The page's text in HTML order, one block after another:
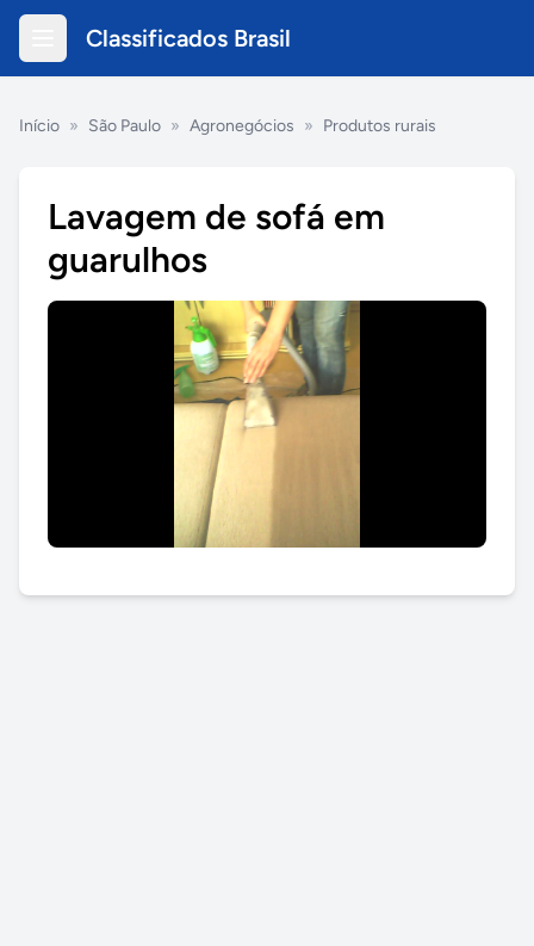
Classificados Brasil
Início » São Paulo » Agronegócios » Produtos rurais
Lavagem de sofá em
guarulhos